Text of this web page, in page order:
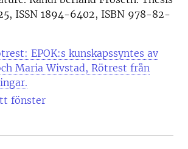
ISSN 1894-6402, ISBN 978-82-
EPOK:s kunskapssyntes av
Maria Wivstad, Rötrest från